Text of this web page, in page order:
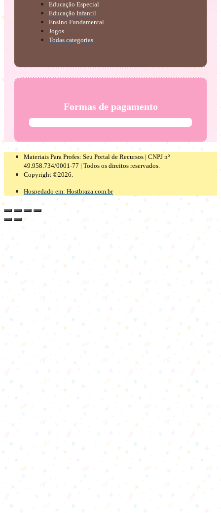
Educação Especial
Educação Infantil
Ensino Fundamental
Jogos
Todas categorias
Formas de pagamento
Materiais Para Profes: Seu Portal de Recursos | CNPJ nº
49.958.734/0001-77 | Todos os direitos reservados.
Copyright ©2026.
Hospedado em: Hostbraza.com.br